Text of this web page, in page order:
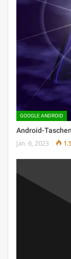
GOOGLE ANDROID
Android-
Jan. 6, 2023